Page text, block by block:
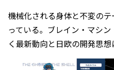
機械化される身体と不変の
っている。ブレイン・マシ
く最新動向と日欧の開発思想